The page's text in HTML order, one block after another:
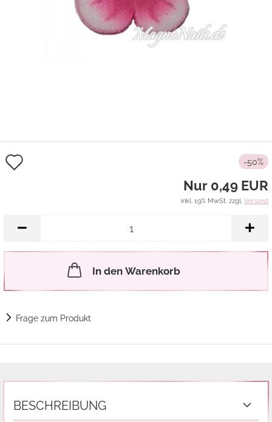
-50%
Nur 0,49 EUR
inkl. 19% MwSt. zzgl. Versand
In den Warenkorb
Frage zum Produkt
BESCHREIBUNG